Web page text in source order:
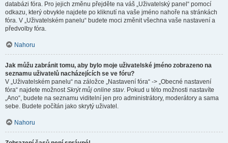
databázi fóra. Pro jejich změnu přejděte na váš „Uživatelský panel“ pomocí
odkazu, který obvykle najdete po kliknutí na vaše jméno nahoře na stránkách
fóra. V „Uživatelském panelu“ budete moci změnit všechna vaše nastavení a
předvolby fóra.
Nahoru
Jak můžu zabránit tomu, aby bylo moje uživatelské jméno zobrazeno na
seznamu uživatelů nacházejících se ve fóru?
V „Uživatelském panelu“ na záložce „Nastavení fóra“ -> „Obecné nastavení
fóra“ najdete možnostSkrýt můj online stav. Pokud u této možnosti nastavíte
„Ano“, budete na seznamu viditelní jen pro administrátory, moderátory a sama
sebe. Budete počítán jako skrytý uživatel.
Nahoru